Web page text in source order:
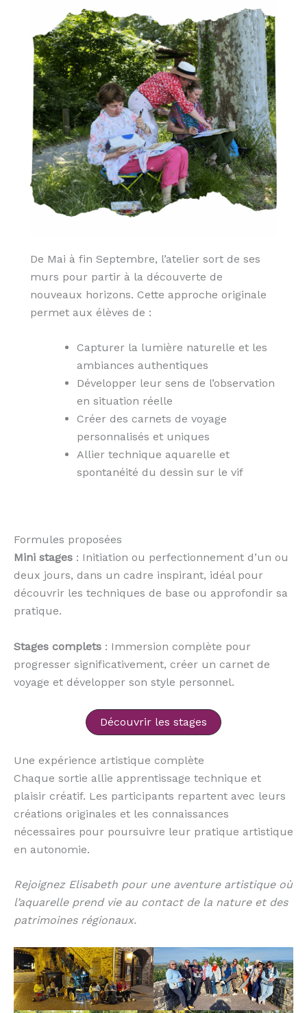
De Mai à fin Septembre, l’atelier sort de ses
murs pour partir à la découverte de
nouveaux horizons. Cette approche originale
permet aux élèves de :
Capturer la lumière naturelle et les
ambiances authentiques
Développer leur sens de l’observation
en situation réelle
Créer des carnets de voyage
personnalisés et uniques
Allier technique aquarelle et
spontanéité du dessin sur le vif
Formules proposées
Mini stages : Initiation ou perfectionnement d’un ou
deux jours, dans un cadre inspirant, idéal pour
découvrir les techniques de base ou approfondir sa
pratique.
Stages complets : Immersion complète pour
progresser significativement, créer un carnet de
voyage et développer son style personnel.
Découvrir les stages
Une expérience artistique complète
Chaque sortie allie apprentissage technique et
plaisir créatif. Les participants repartent avec leurs
créations originales et les connaissances
nécessaires pour poursuivre leur pratique artistique
en autonomie.
Rejoignez Elisabeth pour une aventure artistique où
l’aquarelle prend vie au contact de la nature et des
patrimoines régionaux.